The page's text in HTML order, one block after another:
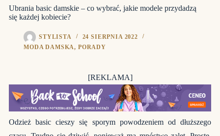
Ubrania basic damskie – co wybrać, jakie modele przydadzą
się każdej kobiecie?
STYLISTA
24 SIERPNIA 2022
MODA DAMSKA, PORADY
[REKLAMA]
Odzież basic cieszy się sporym powodzeniem od dłuższego